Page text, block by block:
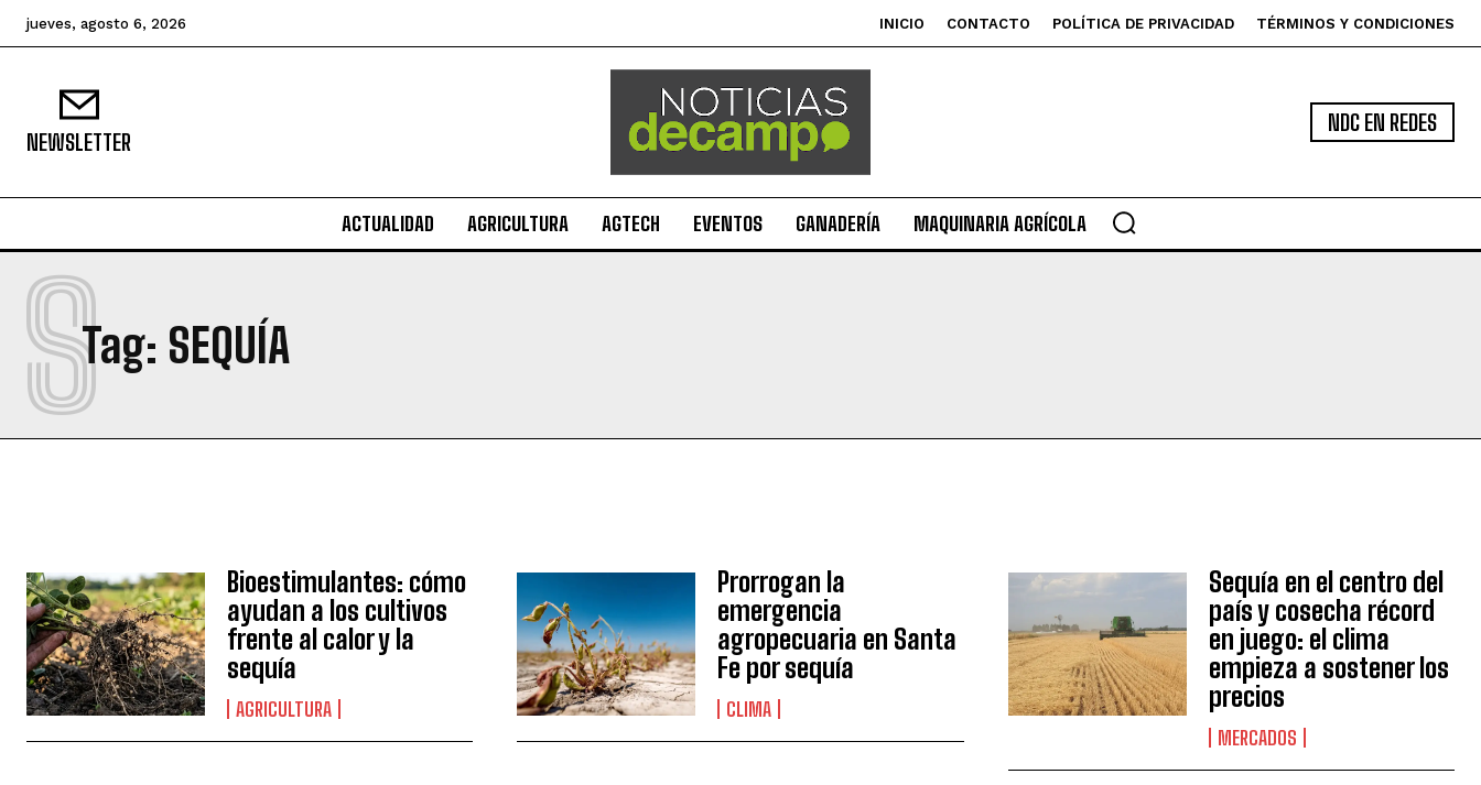
Suscribite al Newsletter
jueves, agosto 6, 2026 INICIO CONTACTO POLÍTICA DE PRIVACIDAD TÉRMINOS Y CONDICIONES
NEWSLETTER
NDC EN REDES
ACTUALIDAD AGRICULTURA AGTECH EVENTOS GANADERÍA MAQUINARIA AGRÍCOLA
Tag: SEQUÍA
S
Bioestimulantes: cómo
ayudan a los cultivos
frente al calor y la
sequía
AGRICULTURA
Prorrogan la
emergencia
agropecuaria en Santa
Fe por sequía
CLIMA
Sequía en el centro del
país y cosecha récord
en juego: el clima
empieza a sostener los
precios
MERCADOS